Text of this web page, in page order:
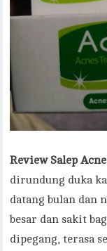
Review Salep
dirundung duka
datang bulan dan
besar dan sakit
dipegang, terasa